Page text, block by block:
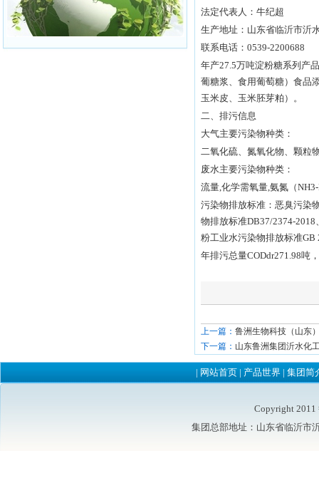
法定代表人：牛纪超
生产地址：山东省临沂市沂
联系电话：0539-2200688
年产27.5万吨淀粉糖系列产
葡糖浆、食用葡萄糖）食品
玉米皮、玉米胚芽粕）。
二、排污信息
大气主要污染物种类：
二氧化硫、氮氧化物、颗粒
废水主要污染物种类：
流量,化学需氧量,氨氮（
污染物排放标准：恶臭污染
物排放标准DB37/2374-
粉工业水污染物排放标准GB
年排污总量CODdr271.98吨
上一篇： 鲁洲生物科技（山东
下一篇： 山东鲁洲集团沂水化
| 网站首页 | 产品世界 | 集团简
Copyright
集团总部地址：山东省临沂市